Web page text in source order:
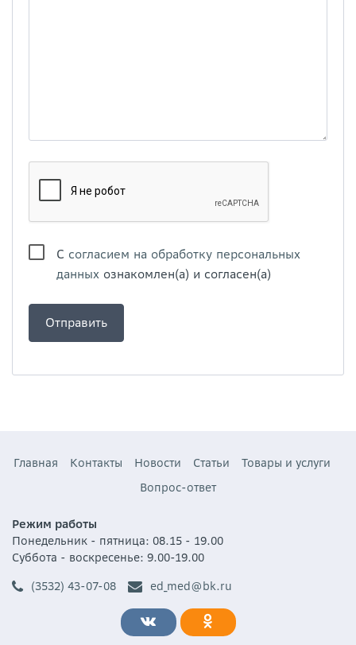
С согласием на обработку персональных
данных ознакомлен(а) и согласен(а)
Главная Контакты Новости Статьи
Товары и услуги
Вопрос-ответ
Режим работы
Понедельник - пятница: 08.15 - 19.00
Суббота - воскресенье: 9.00-19.00
(3532) 43-07-08
ed_med@bk.ru